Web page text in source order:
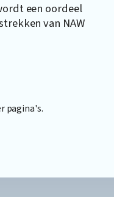
een oordeel
van NAW
pagina's.